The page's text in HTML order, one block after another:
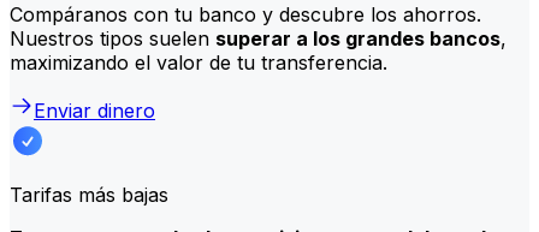
Compáranos con tu banco y descubre los ahorros.
Nuestros tipos suelen superar a los grandes bancos,
maximizando el valor de tu transferencia.
Enviar dinero
Tarifas más bajas